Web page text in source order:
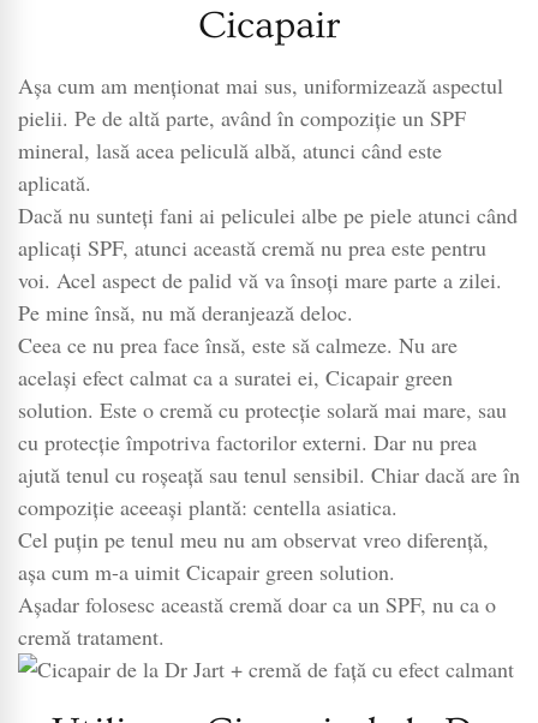
Cicapair
Așa cum am menționat mai sus, uniformizează aspectul
pielii. Pe de altă parte, având în compoziție un SPF
mineral, lasă acea peliculă albă, atunci când este
aplicată.
Dacă nu sunteți fani ai peliculei albe pe piele atunci când
aplicați SPF, atunci această cremă nu prea este pentru
voi. Acel aspect de palid vă va însoți mare parte a zilei.
Pe mine însă, nu mă deranjează deloc.
Ceea ce nu prea face însă, este să calmeze. Nu are
același efect calmat ca a suratei ei, Cicapair green
solution. Este o cremă cu protecție solară mai mare, sau
cu protecție împotriva factorilor externi. Dar nu prea
ajută tenul cu roșeață sau tenul sensibil. Chiar dacă are în
compoziție aceeași plantă: centella asiatica.
Cel puțin pe tenul meu nu am observat vreo diferență,
așa cum m-a uimit Cicapair green solution.
Așadar folosesc această cremă doar ca un SPF, nu ca o
cremă tratament.